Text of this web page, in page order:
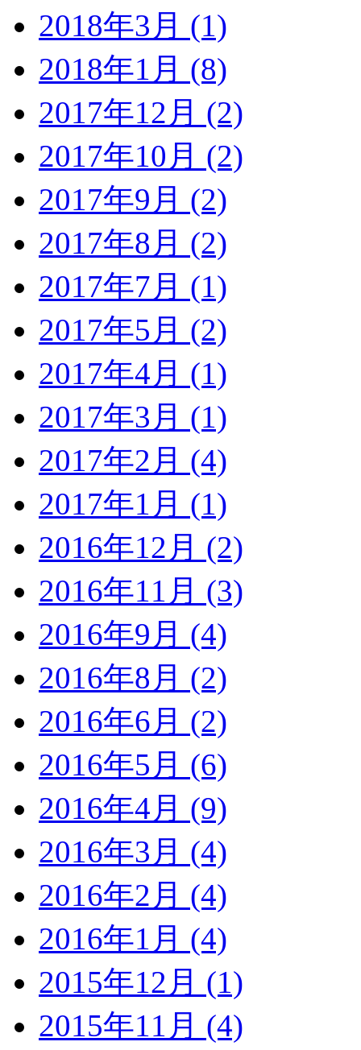
2018年3月 (1)
2018年1月 (8)
2017年12月 (2)
2017年10月 (2)
2017年9月 (2)
2017年8月 (2)
2017年7月 (1)
2017年5月 (2)
2017年4月 (1)
2017年3月 (1)
2017年2月 (4)
2017年1月 (1)
2016年12月 (2)
2016年11月 (3)
2016年9月 (4)
2016年8月 (2)
2016年6月 (2)
2016年5月 (6)
2016年4月 (9)
2016年3月 (4)
2016年2月 (4)
2016年1月 (4)
2015年12月 (1)
2015年11月 (4)